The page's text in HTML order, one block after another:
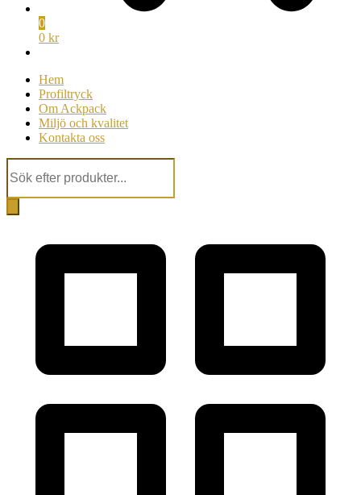
0
0 kr
Hem
Profiltryck
Om Ackpack
Miljö och kvalitet
Kontakta oss
Products
search